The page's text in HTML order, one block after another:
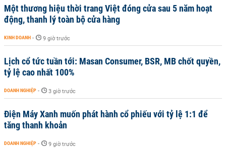
Một thương hiệu thời trang Việt đóng cửa sau 5 năm hoạt
động, thanh lý toàn bộ cửa hàng
KINH DOANH - 9 giờ trước
Lịch cổ tức tuần tới: Masan Consumer, BSR, MB chốt quyền,
tỷ lệ cao nhất 100%
DOANH NGHIỆP - 3 giờ trước
Điện Máy Xanh muốn phát hành cổ phiếu với tỷ lệ 1:1 để
tăng thanh khoản
DOANH NGHIỆP - 9 giờ trước